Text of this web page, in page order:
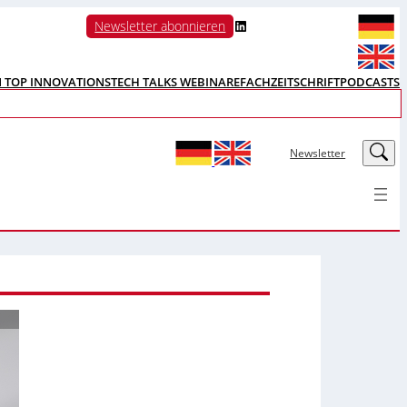
Newsletter abonnieren LinkedIn
TOP INNOVATIONSTECH TALKS WEBINAREFACHZEITSCHRIFTPODCASTS
Newsletter LinkedIn